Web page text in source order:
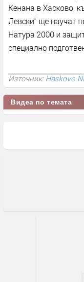
Кенана в Хасково,
Левски“ ще научат
Натура 2000 и
специално
Източник:
Видеа по темата